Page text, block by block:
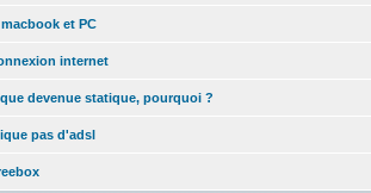
et PC
internet
devenue statique, pourquoi ?
pas d'adsl